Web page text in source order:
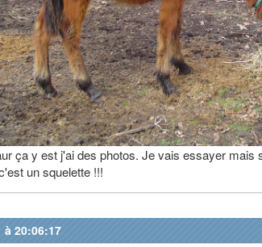
ça y est j'ai des photos. Je vais essayer
un squelette !!!
à 20:06:17